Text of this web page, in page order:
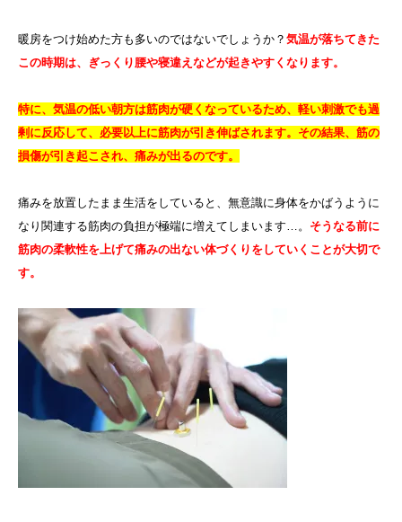
暖房をつけ始めた方も多いのではないでしょうか？ 気温が落ちてきた
この時期は、ぎっくり腰や寝違えなどが起きやすくなります。
特に、気温の低い朝方は筋肉が硬くなっているため、軽い刺激でも過
剰に反応して、必要以上に筋肉が引き伸ばされます。その結果、筋の
損傷が引き起こされ、痛みが出るのです。
痛みを放置したまま生活をしていると、無意識に身体をかばうように
なり関連する筋肉の負担が極端に増えてしまいます
。 そうなる前に
筋肉の柔軟性を上げて痛みの出ない体づくりをしていくことが大切で
す。